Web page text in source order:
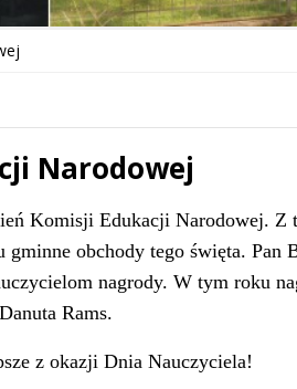
Narodowej
Komisji Edukacji Narodowej. Z
gminne obchody tego święta.
nagrody. W tym roku
Rams.
z okazji Dnia Nauczyciela!